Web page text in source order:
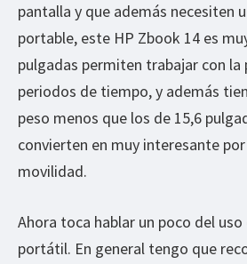
pantalla y que además necesiten
portable, este HP Zbook 14 es
pulgadas permiten trabajar con la
periodos de tiempo, y además
peso menos que los de 15,6
convierten en muy interesante
movilidad.
Ahora toca hablar un poco del
portátil. En general tengo que